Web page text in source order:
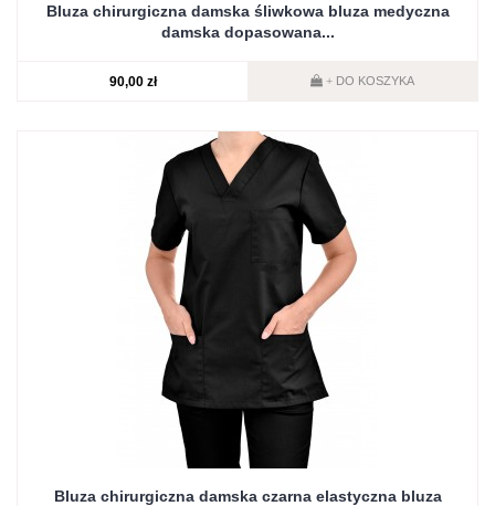
Bluza chirurgiczna damska śliwkowa bluza medyczna
damska dopasowana...
90,00 zł + DO KOSZYKA
Bluza chirurgiczna damska czarna elastyczna bluza